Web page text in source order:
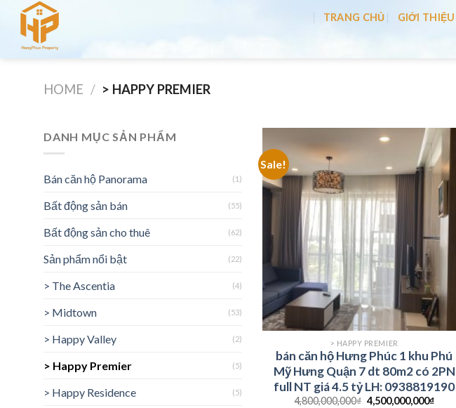
content
TRANG CHỦ GIỚI THIỆU
HOME / > HAPPY PREMIER
DANH MỤC SẢN PHẨM
Bán căn hộ Panorama (1)
Bất động sản bán (55)
Bất động sản cho thuê (62)
Sản phẩm nổi bật (22)
> The Ascentia (4)
> Midtown (53)
> Happy Valley (2)
> Happy Premier (5)
> Happy Residence (5)
Sale!
> HAPPY PREMIER
bán căn hộ Hưng Phúc 1 khu Phú
Mỹ Hưng Quận 7 dt 80m2 có 2PN
full NT giá 4.5 tỷ LH: 0938819190
4,800,000,000₫ 4,500,000,000₫